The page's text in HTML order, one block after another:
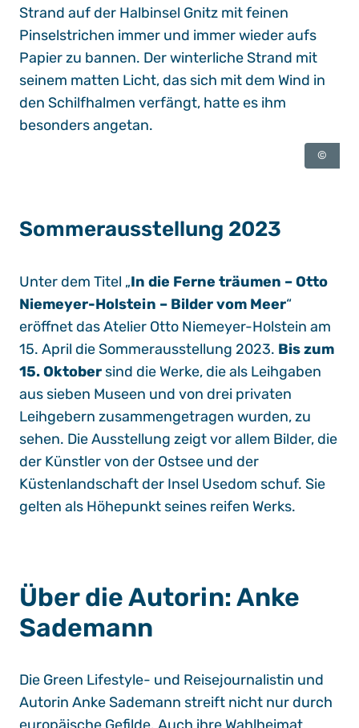
Strand auf der Halbinsel Gnitz mit feinen
Pinselstrichen immer und immer wieder aufs
Papier zu bannen. Der winterliche Strand mit
seinem matten Licht, das sich mit dem Wind in
den Schilfhalmen verfängt, hatte es ihm
besonders angetan.
©
Sommerausstellung 2023
Unter dem Titel „In die Ferne träumen – Otto
Niemeyer-Holstein – Bilder vom Meer“
eröffnet das Atelier Otto Niemeyer-Holstein am
15. April die Sommerausstellung 2023. Bis zum
15. Oktober sind die Werke, die als Leihgaben
aus sieben Museen und von drei privaten
Leihgebern zusammengetragen wurden, zu
sehen. Die Ausstellung zeigt vor allem Bilder, die
der Künstler von der Ostsee und der
Küstenlandschaft der Insel Usedom schuf. Sie
gelten als Höhepunkt seines reifen Werks.
Über die Autorin: Anke
Sademann
Die Green Lifestyle- und Reisejournalistin und
Autorin Anke Sademann streift nicht nur durch